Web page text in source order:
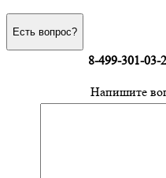
Есть вопрос?
8-499-301-03-
Напишите